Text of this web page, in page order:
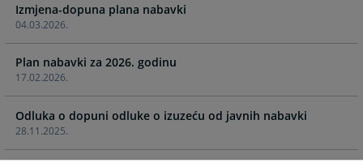
forward
to
interact
with
the
calendar
and
select
a
forward
interact
with
calendar
and
a
04.03.2026.
Izmjena-dopuna plana nabavki
17.02.2026.
Plan nabavki za 2026. godinu
28.11.2025.
Odluka o dopuni odluke o izuzeću od javnih nabavki